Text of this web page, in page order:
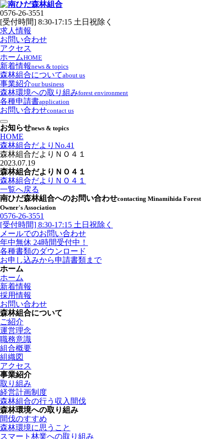
0576-26-3551
[受付時間] 8:30-17:15 土日祝除く
求人情報
お問い合わせ
アクセス
ホームHOME
新着情報news & topics
森林組合についてabout us
事業紹介our business
森林環境への取り組みforest environment
各種申請書application
お問い合わせcontact us
お知らせnews & topics
HOME
森林組合だよりNo.41
森林組合だよりＮＯ４１
2023.07.19
森林組合だよりＮＯ４１
森林組合だよりＮＯ４１
一覧へ戻る
南ひだ森林組合へのお問い合わせcontacting Minamihida Forest
Owner's Association
0576-26-3551
[受付時間] 8:30-17:15 土日祝除く
メールでのお問い合わせ
年中無休 24時間受付中！
各種書類のダウンロード
お申し込みから申請書類まで
ホーム
ホーム
新着情報
採用情報
お問い合わせ
森林組合について
ご紹介
運営理念
職務意識
組合概要
組織図
アクセス
事業紹介
取り組み
経営計画制度
森林組合の行う収入間伐
森林環境への取り組み
間伐のすすめ
森林環境に思うこと
スマート林業への取り組み